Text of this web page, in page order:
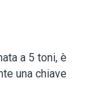
a 5 toni, è
una chiave